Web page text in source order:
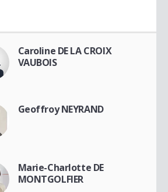
Caroline DE LA CROIX
VAUBOIS
Geoffroy NEYRAND
Marie-Charlotte DE
MONTGOLFIER